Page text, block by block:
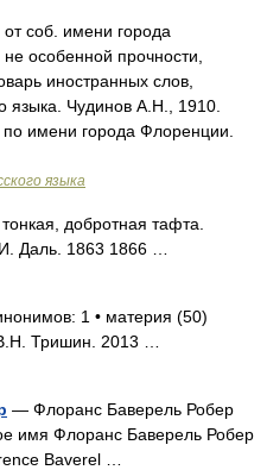
соб. имени города
особенной прочности,
иностранных слов,
языка. Чудинов А.Н., 1910.
имени города Флоренции.
языка
добротная тафта.
Даль. 1863 1866 …
1 • материя (50)
Тришин. 2013 …
— Флоранс Баверель Робер
имя Флоранс Баверель Робер
Baverel …